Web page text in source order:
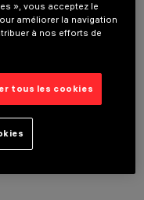
», vous acceptez le
améliorer la navigation
à nos efforts de
tous les cookies